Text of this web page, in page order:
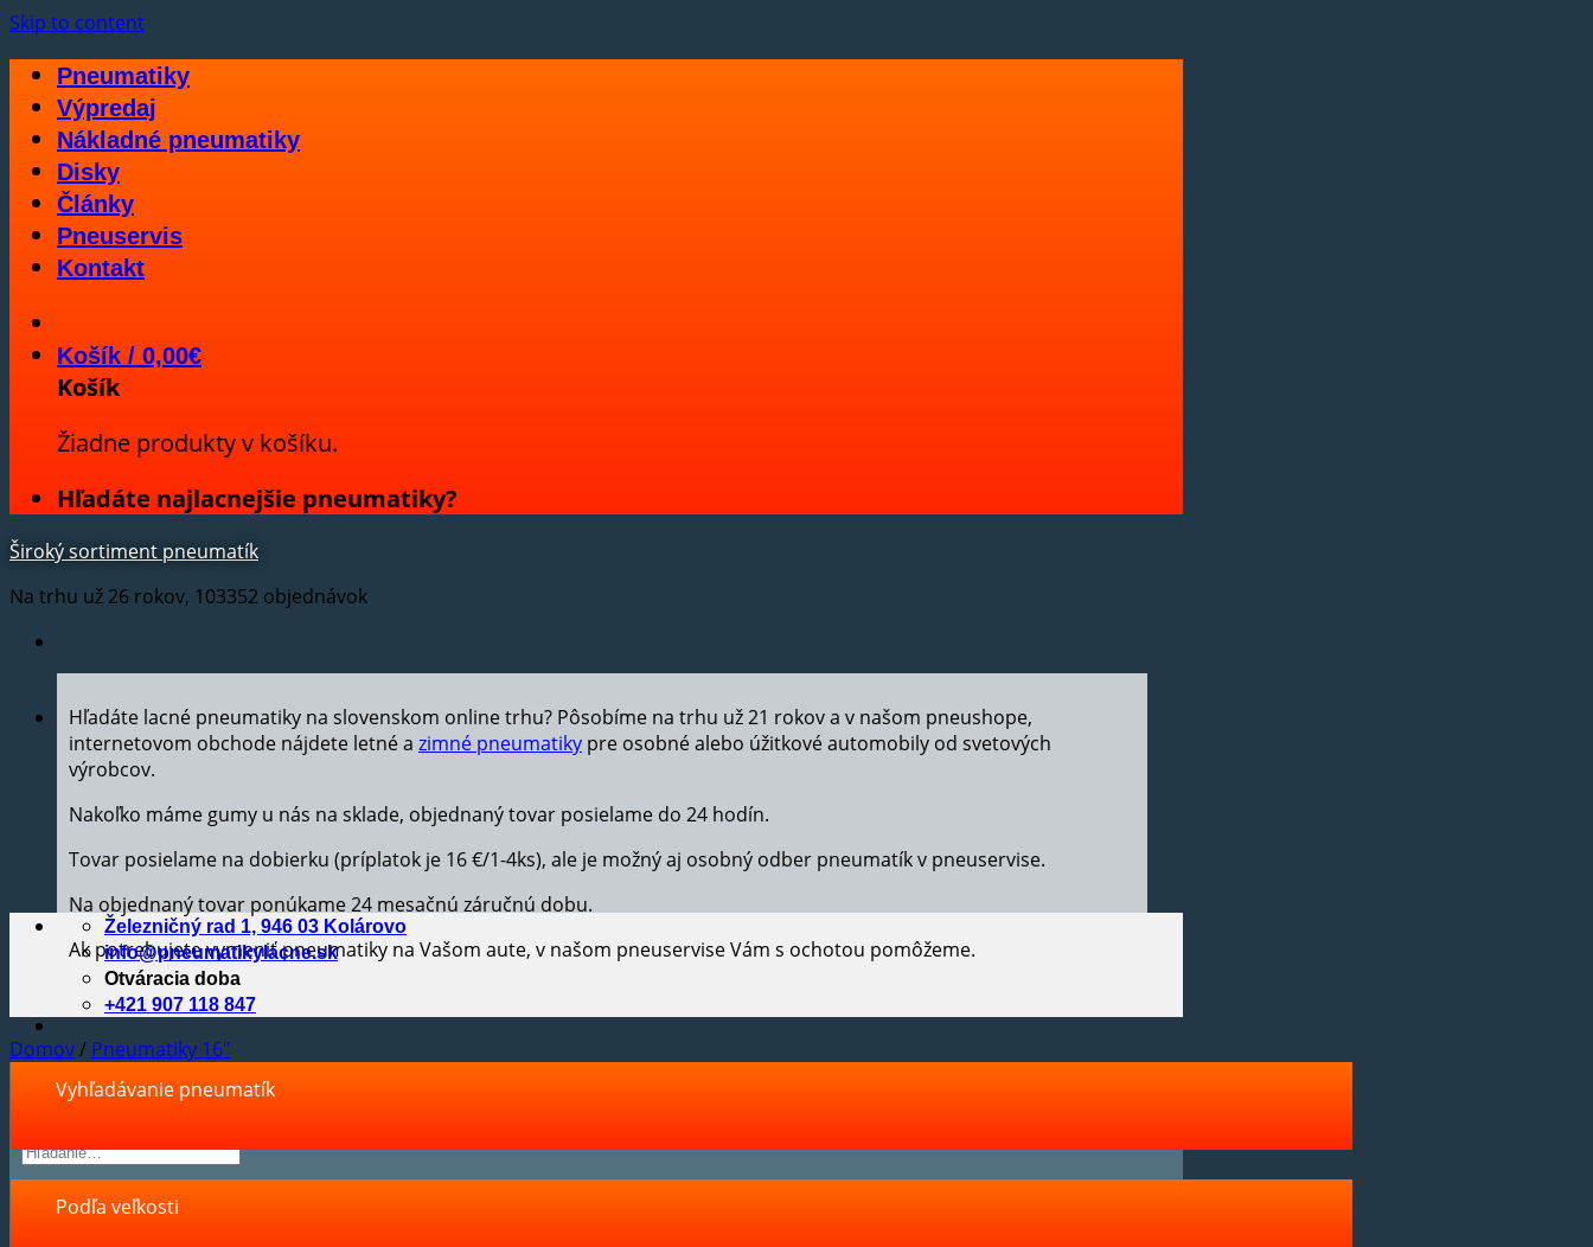
Skip to content
Pneumatiky
Výpredaj
Nákladné pneumatiky
Disky
Články
Pneuservis
Kontakt
Košík / 0,00€
Košík
Žiadne produkty v košíku.
Hľadáte najlacnejšie pneumatiky?
Široký sortiment pneumatík
Na trhu už 26 rokov, 103352 objednávok
Hľadáte lacné pneumatiky na slovenskom online trhu? Pôsobíme na trhu už 21 rokov a v našom pneushope,
internetovom obchode nájdete letné a zimné pneumatiky pre osobné alebo úžitkové automobily od svetových
výrobcov.
Nakoľko máme gumy u nás na sklade, objednaný tovar posielame do 24 hodín.
Tovar posielame na dobierku (príplatok je 16 €/1-4ks), ale je možný aj osobný odber pneumatík v pneuservise.
Na objednaný tovar ponúkame 24 mesačnú záručnú dobu.
Ak potrebujete vymeniť pneumatiky na Vašom aute, v našom pneuservise Vám s ochotou pomôžeme.
Železničný rad 1, 946 03 Kolárovo
info@pneumatikylacne.sk
Otváracia doba
+421 907 118 847
Domov/ Pneumatiky 16"
Vyhľadávanie pneumatík
Podľa veľkosti